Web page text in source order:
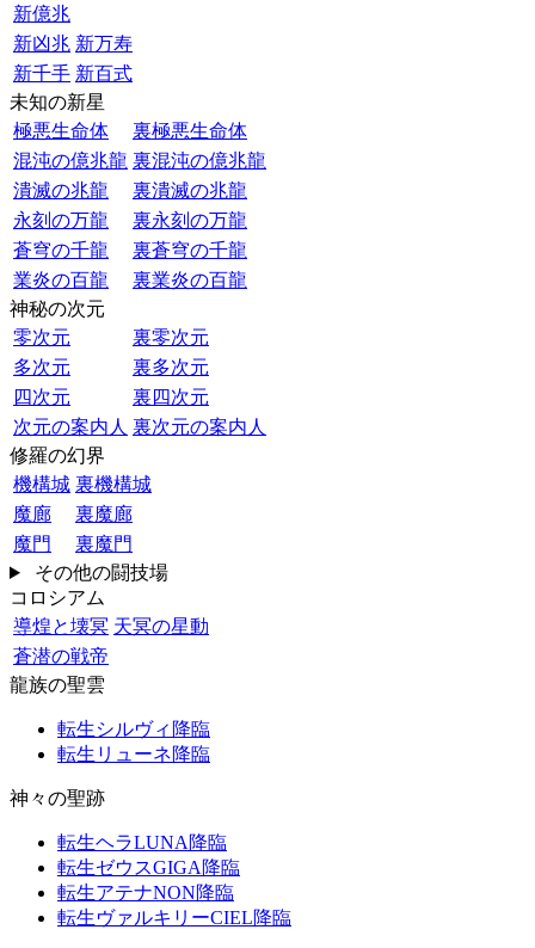
新億兆
新凶兆 新万寿
新千手 新百式
未知の新星
極悪生命体
裏極悪生命体
混沌の億兆龍 裏混沌の億兆龍
潰滅の兆龍
裏潰滅の兆龍
永刻の万龍
裏永刻の万龍
蒼穹の千龍
裏蒼穹の千龍
業炎の百龍
裏業炎の百龍
神秘の次元
零次元
裏零次元
多次元
裏多次元
四次元
裏四次元
次元の案内人 裏次元の案内人
修羅の幻界
機構城 裏機構城
魔廊
裏魔廊
魔門
裏魔門
その他の闘技場
コロシアム
導煌と壊冥 天冥の星動
蒼潜の戦帝
龍族の聖雲
転生シルヴィ降臨
転生リューネ降臨
神々の聖跡
転生ヘラLUNA降臨
転生ゼウスGIGA降臨
転生アテナNON降臨
転生ヴァルキリーCIEL降臨